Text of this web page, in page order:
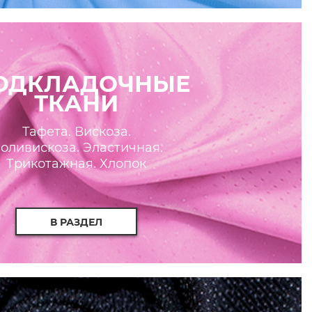
ТКАНИ
Тафета. Вискоза.
Эластичная.
Трикотажная. Хлопок
В РАЗДЕЛ